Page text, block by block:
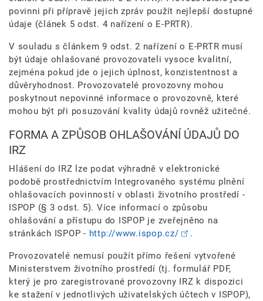
povinni při přípravě jejich zpráv použít nejlepší dostupné
údaje (článek 5 odst. 4 nařízení o E-PRTR).
V souladu s článkem 9 odst. 2 nařízení o E-PRTR musí
být údaje ohlašované provozovateli vysoce kvalitní,
zejména pokud jde o jejich úplnost, konzistentnost a
důvěryhodnost. Provozovatelé provozovny mohou
poskytnout nepovinné informace o provozovně, které
mohou být při posuzování kvality údajů rovněž užitečné.
FORMA A ZPŮSOB OHLAŠOVÁNÍ ÚDAJŮ DO
IRZ
Hlášení do IRZ lze podat výhradně v elektronické
podobě prostřednictvím Integrovaného systému plnění
ohlašovacích povinností v oblasti životního prostředí -
ISPOP (§ 3 odst. 5). Více informací o způsobu
ohlašování a přístupu do ISPOP je zveřejněno na
stránkách ISPOP - http://www.ispop.cz/ .
Provozovatelé nemusí použít přímo řešení vytvořené
Ministerstvem životního prostředí (tj. formulář PDF,
který je pro zaregistrované provozovny IRZ k dispozici
ke stažení v jednotlivých uživatelských účtech v ISPOP),